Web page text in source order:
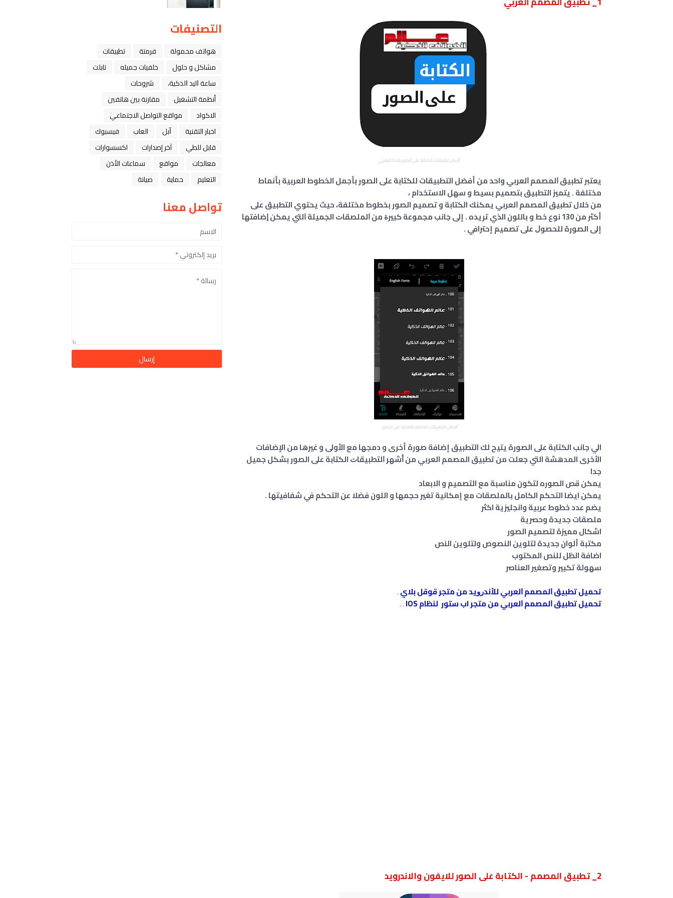
أفضل تطبيقات الكتابة على الصور بالخط العربي
يعتبر ﺗﻄﺒﻴﻖ ﺍﻟﻤﺼﻤﻢ ﺍﻟﻌﺮﺑﻲ واحد من أفضل التطبيقات للكتابة على الصور بأجمل الخطوط العربية بأنماط
مختلفة . يتميز التطبيق بتصميم بسيط و سهل الاستخدام ،
من خلال تطبيق ﺍﻟﻤﺼﻤﻢ ﺍﻟﻌﺮﺑﻲ يمكنك الكتابة و تصميم الصور بخطوط مختلفة، حيث يحتوي التطبيق على
أكثر من 130 نوع خط و باللون الذي تريده . إلى جانب ﻣﺠﻤﻮﻋﺔ ﻛﺒﻴﺮﺓ ﻣﻦ ﺍﻟﻤﻠﺼﻘﺎﺕ الجميلة ﺍﻟﺘﻲ ﻳﻤﻜﻦ ﺇﺿﺎﻓﺘﻬﺎ
إلى الصورة ﻟﻠﺤﺼﻮﻝ ﻋﻠﻰ تصميم إحترافي .
أفضل التطبيقات الخاصّة بالكتابة على الصور
الي جانب الكتابة على الصورة يتيح لك التطبيق إضافة صورة أخرى و دمجها مع الأولى و غيرها من الإضافات
الأخرى المدهشة التي جعلت من تطبيق المصمم العربي ﻣﻦ ﺃﺷﻬﺮ ﺍﻟﺘﻄﺒﻴﻘﺎﺕ الكتابة على الصور بشكل جميل
جدا
يمكن قص الصوره لتكون مناسبة مع التصميم و الابعاد
يمكن ايضا التحكم الكامل بالملصقات مع إمكانية تغير حجمها و اللون فضلا عن التحكم في شفافيتها .
يضم عدد خطوط عربية وانجليزية اكثر
ملصقات جديدة وحصرية
اشكال مميزة لتصميم الصور
مكتبة ألوان جديدة لتلوين النصوص ولتلوين النص
اضافة الظل للنص المكتوب
سهولة تكبير وتصغير العناصر
ﺗﺤﻤﻴﻞ ﺗﻄﺒﻴﻖ ﺍﻟﻤﺼﻤﻢ ﺍﻟﻌﺮﺑﻲ ﻟﻸﻧﺪﺭﻭﻳﺪ من متجر قوقل بلاي.
ﺗﺤﻤﻴﻞ ﺗﻄﺒﻴﻖ ﺍﻟﻤﺼﻤﻢ ﺍﻟﻌﺮﺑﻲ من متجر اب ستور لنظام IOS
.
.
2_ تطبيق المصمم - الكتابة على الصور للايفون والاندرويد
التصنيفات
هواتف محمولة فرمتة
تطبيقات
مشاكل و حلول
خلفيات جميله
تابلت
ﺳﺎﻋﺔ ﺍﻟﻴﺪ ﺍﻟﺬﻛﻴﺔ،
شروحات
أنظمة التشغيل
مقارنة بين هاتفين
الاكواد
مواقع التواصل الاجتماعي
اخبار التقنية
ﺁﺑﻞ العاب
فيسبوك
قابل للطي
آخر إصدارات
اكسسوارات
معالجات
مواقع
سماعات الأذن
التعليم
حماية صيانة
تواصل معنا